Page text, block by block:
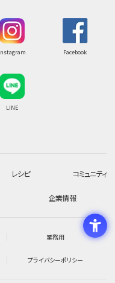
Facebook
LINE
レシピ コミュニティ
企業情報
業務用
プライバシーポリシー